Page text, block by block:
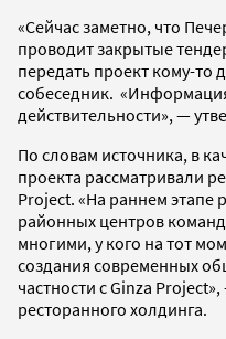
«Сейчас заметно, что
проводит закрытые
передать проект кому-то
собеседник.
действительности», —
По словам источника, в
проекта рассматривали
Project. «На раннем этапе
районных центров
многими, у кого на тот
создания современных
частности с Ginza
ресторанного холдинга.